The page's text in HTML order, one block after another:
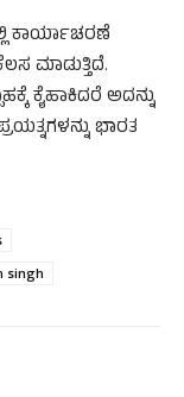
ಕಾರ್ಯಾಚರಣೆ
ಮಾಡುತ್ತಿದೆ.
ಕೈಹಾಕಿದರೆ ಅದನ್ನು
ಭಾರತ
singh